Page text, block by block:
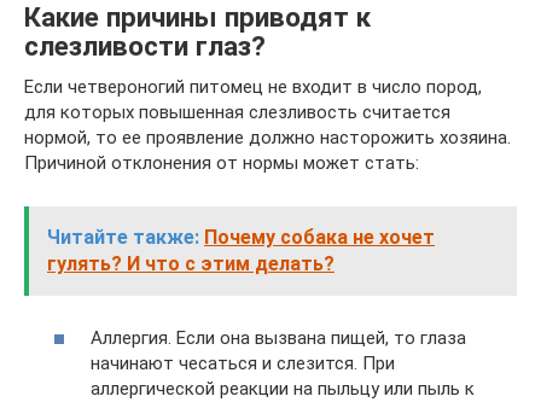
Какие причины приводят к
слезливости глаз?
Если четвероногий питомец не входит в число пород,
для которых повышенная слезливость считается
нормой, то ее проявление должно насторожить хозяина.
Причиной отклонения от нормы может стать:
Читайте также: Почему собака не хочет
гулять? И что с этим делать?
Аллергия. Если она вызвана пищей, то глаза
начинают чесаться и слезится. При
аллергической реакции на пыльцу или пыль к